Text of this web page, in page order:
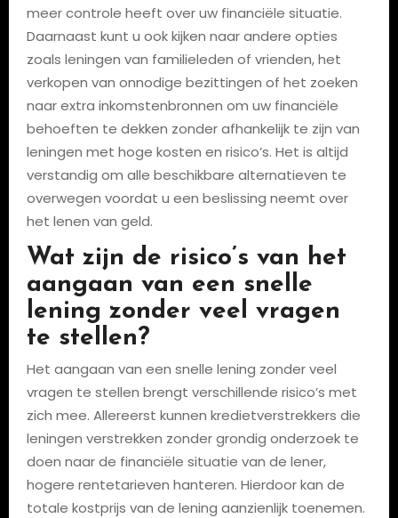
meer controle heeft over uw financiële situatie.
Daarnaast kunt u ook kijken naar andere opties
zoals leningen van familieleden of vrienden, het
verkopen van onnodige bezittingen of het zoeken
naar extra inkomstenbronnen om uw financiële
behoeften te dekken zonder afhankelijk te zijn van
leningen met hoge kosten en risico’s. Het is altijd
verstandig om alle beschikbare alternatieven te
overwegen voordat u een beslissing neemt over
het lenen van geld.
Wat zijn de risico’s van het
aangaan van een snelle
lening zonder veel vragen
te stellen?
Het aangaan van een snelle lening zonder veel
vragen te stellen brengt verschillende risico’s met
zich mee. Allereerst kunnen kredietverstrekkers die
leningen verstrekken zonder grondig onderzoek te
doen naar de financiële situatie van de lener,
hogere rentetarieven hanteren. Hierdoor kan de
totale kostprijs van de lening aanzienlijk toenemen.